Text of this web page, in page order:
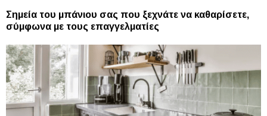
Σημεία του μπάνιου σας που ξεχνάτε να καθαρίσετε,
σύμφωνα με τους επαγγελματίες